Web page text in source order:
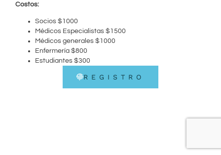
Costos:
Socios $1000
Médicos Especialistas $1500
Médicos generales $1000
Enfermería $800
Estudiantes $300
REGISTRO